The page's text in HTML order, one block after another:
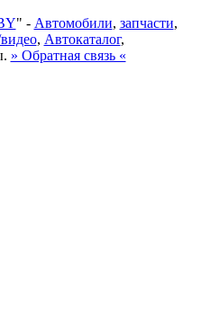
" - Автомобили, запчасти,
, Автокаталог,
» Обратная связь «